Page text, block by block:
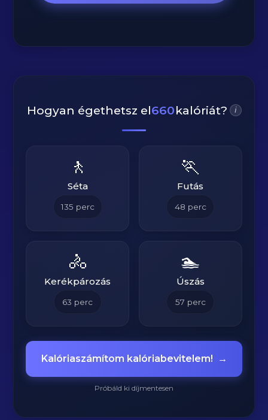
Hogyan égethetsz el660kalóriát? i
🚶
Séta
135 perc
🏃
Futás
48 perc
🚴
Kerékpározás
63 perc
🏊
Úszás
57 perc
Kalóriaszámítom kalóriabevitelem! →
Próbáld ki díjmentesen